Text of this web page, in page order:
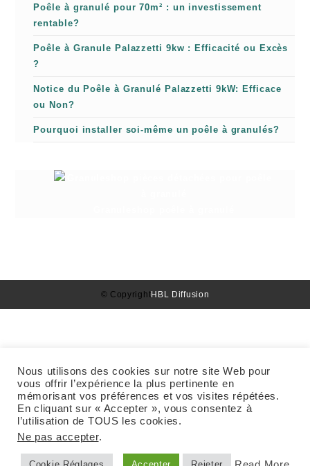
Poêle à granulé pour 70m² : un investissement
rentable?
Poêle à Granule Palazzetti 9kw : Efficacité ou Excès
?
Notice du Poêle à Granulé Palazzetti 9kW: Efficace
ou Non?
Pourquoi installer soi-même un poêle à granulés?
© CopyrightHBL Diffusion
Nous utilisons des cookies sur notre site Web pour
vous offrir l’expérience la plus pertinente en
mémorisant vos préférences et vos visites répétées.
En cliquant sur « Accepter », vous consentez à
l’utilisation de TOUS les cookies.
Ne pas accepter.